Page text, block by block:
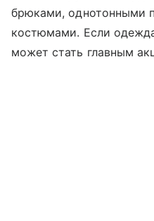
брюками, однотонными
костюмами. Если
может стать главным